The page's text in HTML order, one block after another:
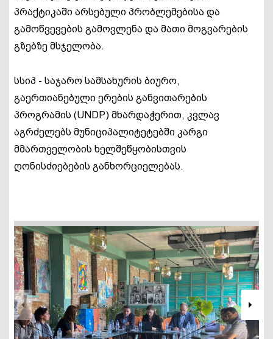
პრაქტიკაში არსებული პრობლემებისა და
გამოწვევების გამოვლენა და მათი მოგვარების
გზებზე მსჯელობა.
სსიპ - საჯარო სამსახურის ბიურო,
გაერთიანებული ერების განვითარების
პროგრამის (UNDP) მხარდაჭერით, კვლავ
აგრძელებს მუნიციპალიტეტებში კარგი
მმართველობის ხელშეწყობისთვის
ღონისძიებების განხორციელებას.